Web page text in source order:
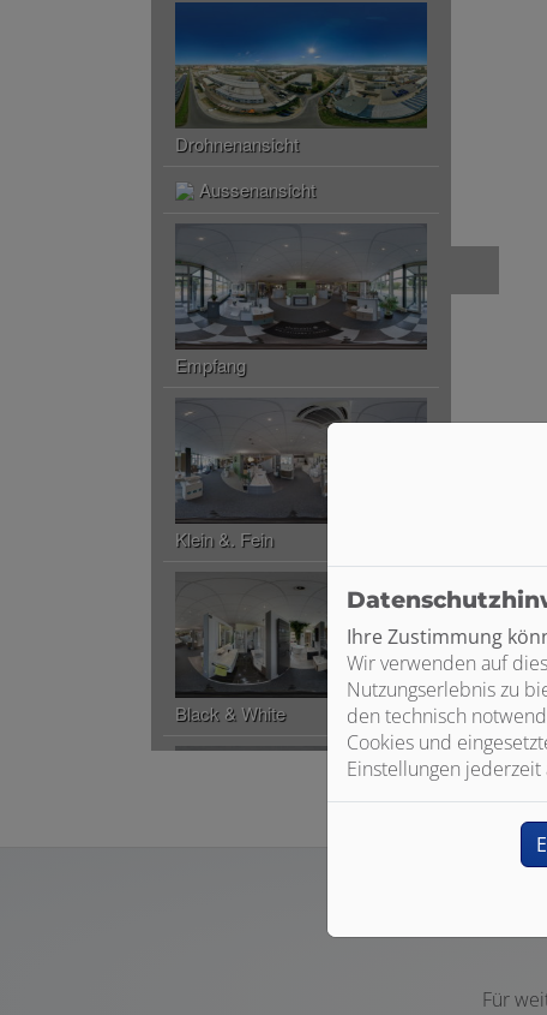
Für
Ihre Zustimmung
Wir verwenden auf
Nutzungserlebnis zu
den technisch
Cookies und
Einstellungen jederzeit